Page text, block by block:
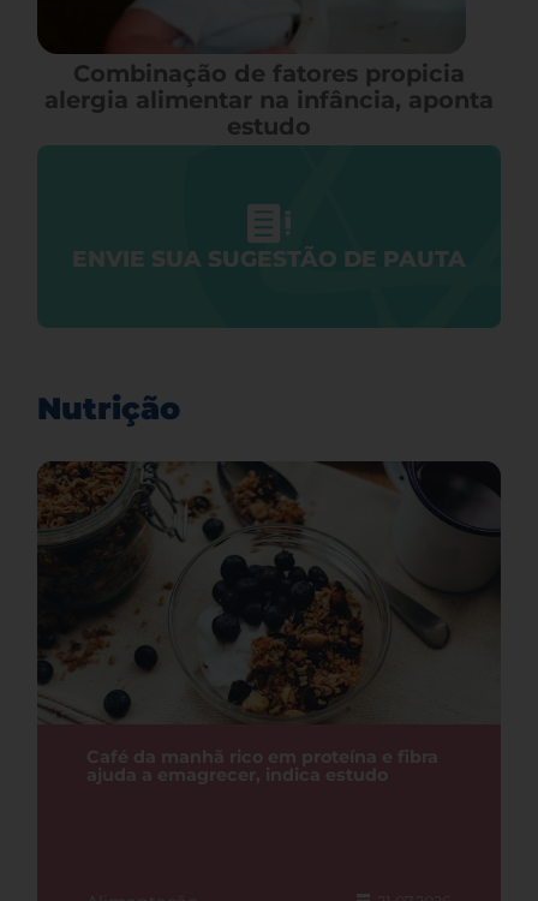
Combinação de fatores propicia
alergia alimentar na infância, aponta
estudo
ENVIE SUA SUGESTÃO DE PAUTA
Nutrição
Café da manhã rico em proteína e fibra
ajuda a emagrecer, indica estudo